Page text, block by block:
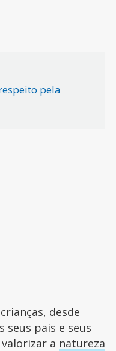
pela
desde
seus pais e seus
a natureza